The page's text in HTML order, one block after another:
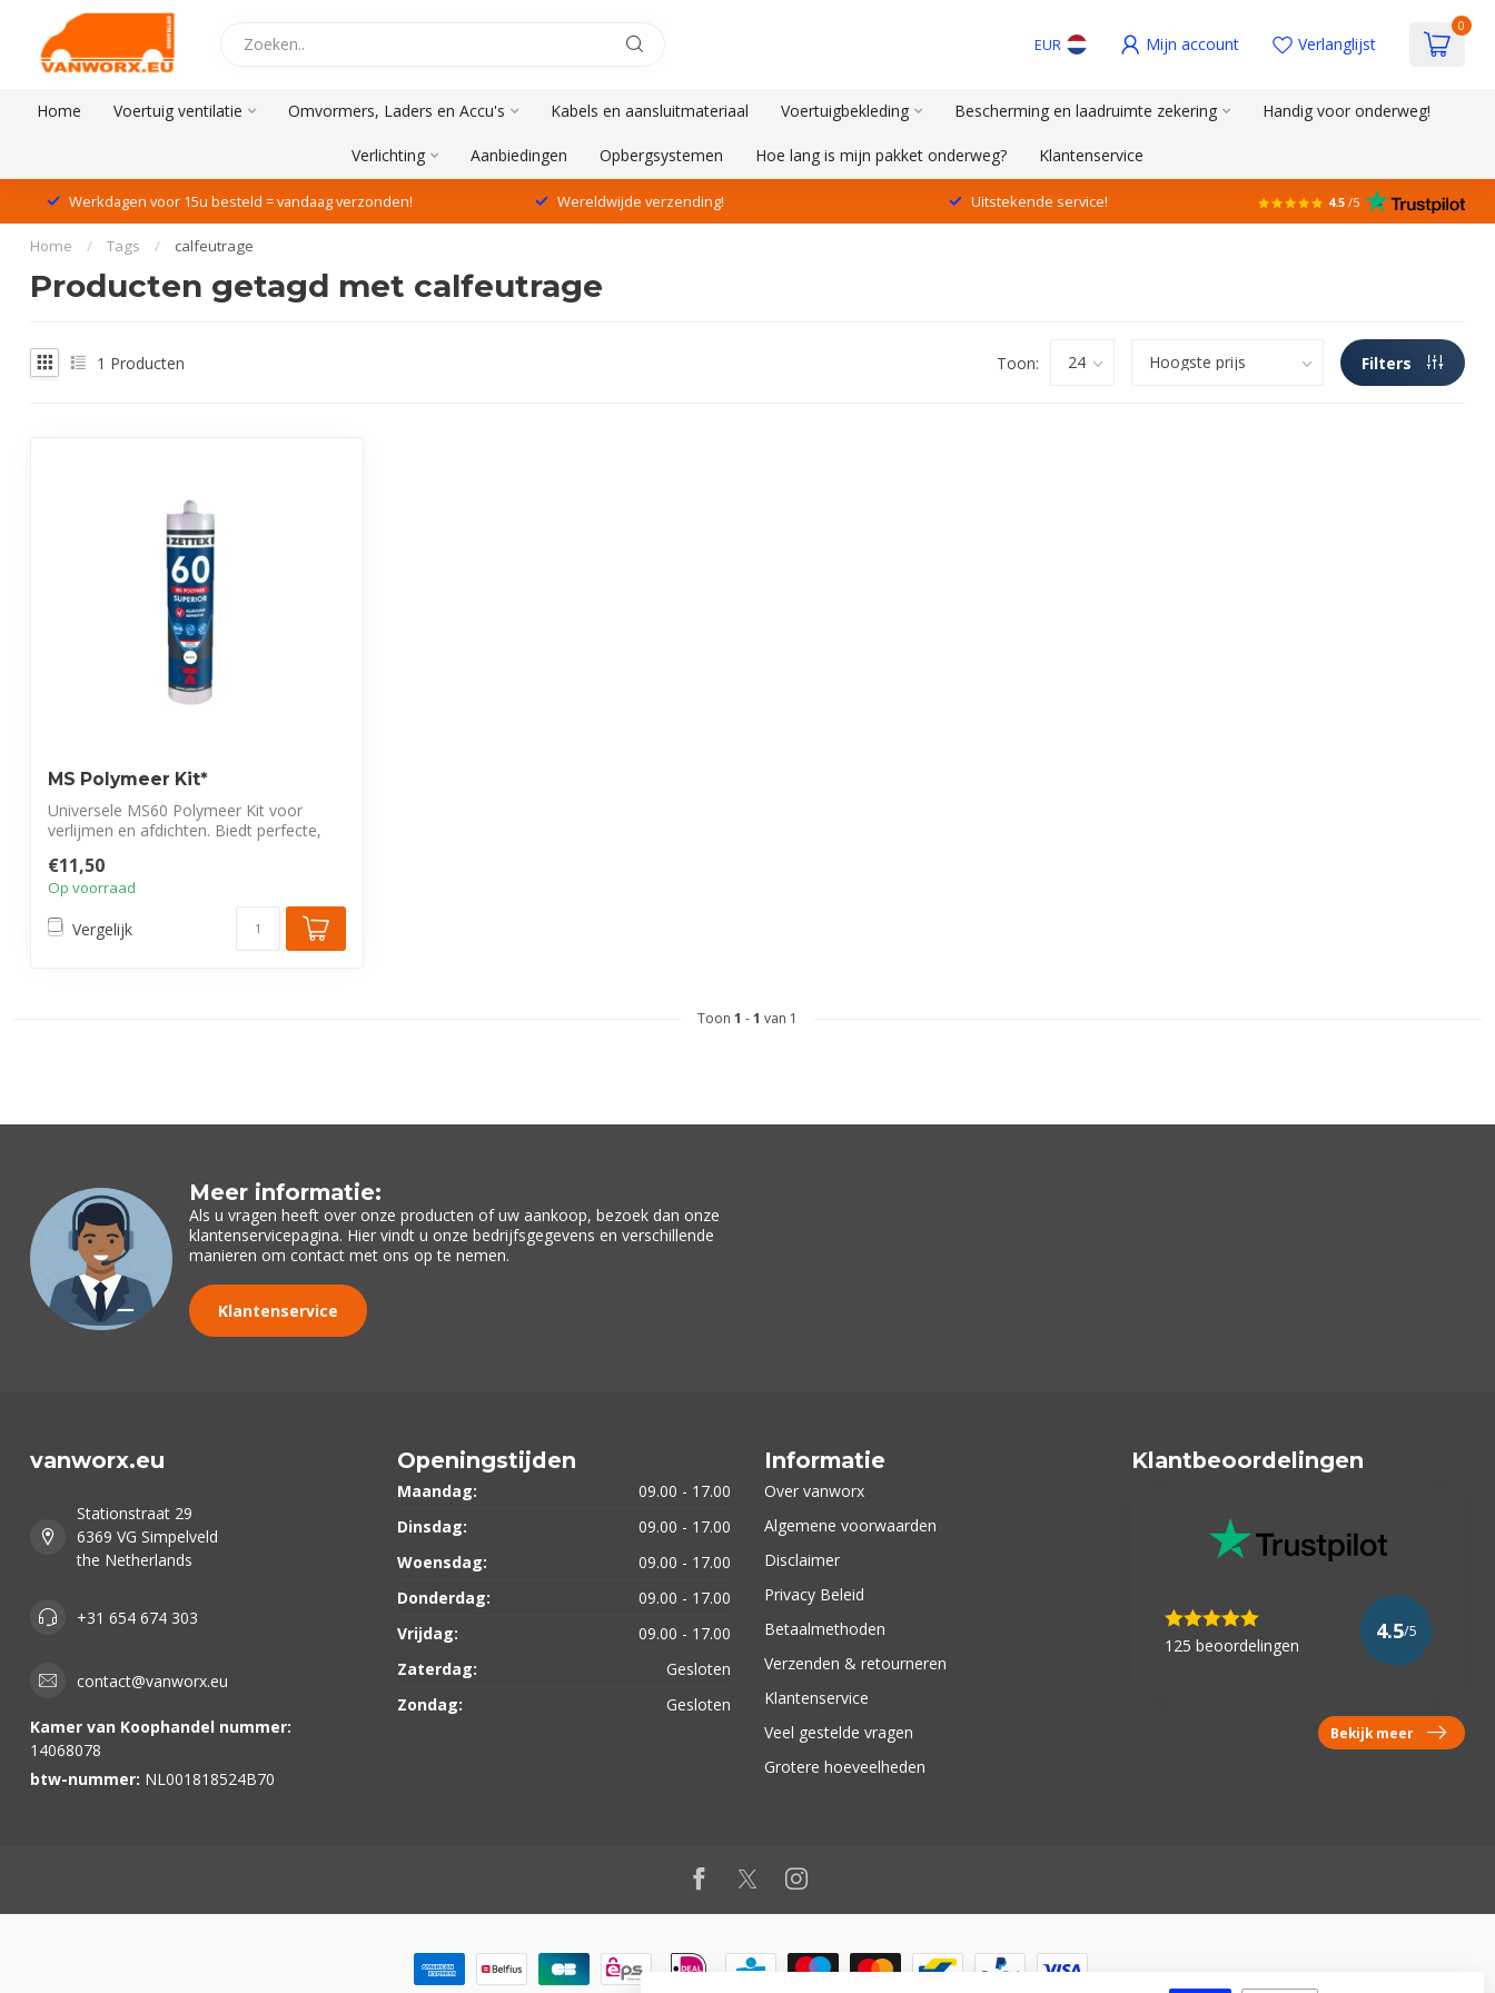
EUR Mijn account Verlanglijst
0
Home Voertuig ventilatie Omvormers, Laders en Accu's Kabels en aansluitmateriaal Voertuigbekleding Bescherming en laadruimte zekering Handig voor onderweg!
Verlichting Aanbiedingen Opbergsystemen Hoe lang is mijn pakket onderweg? Klantenservice
Werkdagen voor 15u besteld = vandaag verzonden! Wereldwijde verzending! Uitstekende service! 4.5 /5
Home / Tags / calfeutrage
Producten getagd met calfeutrage
1 Producten Toon: Filters
MS Polymeer Kit*
Universele MS60 Polymeer Kit voor
verlijmen en afdichten. Biedt perfecte,
€11,50
Op voorraad
Vergelijk
Toon 1 -1 van 1
Meer informatie:
Als u vragen heeft over onze producten of uw aankoop, bezoek dan onze
klantenservicepagina. Hier vindt u onze bedrijfsgegevens en verschillende
manieren om contact met ons op te nemen.
Klantenservice
vanworx.eu
Stationstraat 29
6369 VG Simpelveld
the Netherlands
+31 654 674 303
contact@vanworx.eu
Kamer van Koophandel nummer:
14068078
btw-nummer: NL001818524B70
Openingstijden
Maandag:
09.00 - 17.00
Dinsdag:
09.00 - 17.00
Woensdag:
09.00 - 17.00
Donderdag:
09.00 - 17.00
Vrijdag:
09.00 - 17.00
Zaterdag:
Gesloten
Zondag:
Gesloten
Informatie
Over vanworx
Algemene voorwaarden
Disclaimer
Privacy Beleid
Betaalmethoden
Verzenden & retourneren
Klantenservice
Veel gestelde vragen
Grotere hoeveelheden
Klantbeoordelingen
125 beoordelingen
4.5/5
Bekijk meer